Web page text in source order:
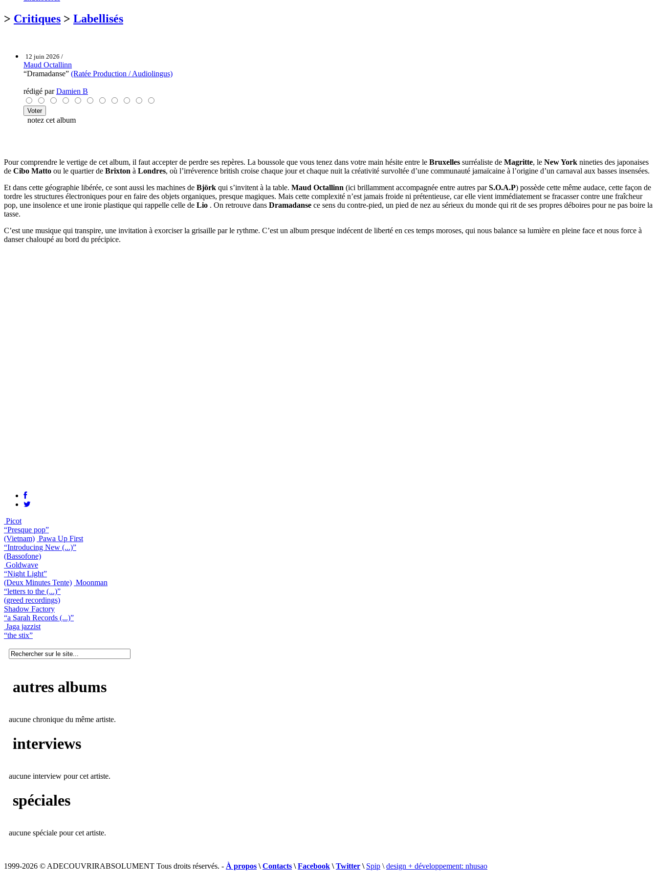
> Critiques > Labellisés
12 juin 2026 /
Maud Octallinn
“Dramadanse” (Ratée Production / Audiolingus)
rédigé parDamien B
notez cet album
Pour comprendre le vertige de cet album, il faut accepter de perdre ses repères. La boussole que vous tenez dans votre main hésite entre le Bruxelles surréaliste de Magritte, le New York nineties des japonaises
de Cibo Matto ou le quartier de Brixton à Londres, où l’irréverence british croise chaque jour et chaque nuit la créativité survoltée d’une communauté jamaïcaine à l’origine d’un carnaval aux basses insensées.
Et dans cette géographie libérée, ce sont aussi les machines de Björk qui s’invitent à la table. Maud Octallinn (ici brillamment accompagnée entre autres parS.O.A.P) possède cette même audace, cette façon de
tordre les structures électroniques pour en faire des objets organiques, presque magiques. Mais cette complexité n’est jamais froide ni prétentieuse, car elle vient immédiatement se fracasser contre une fraîcheur
pop, une insolence et une ironie plastique qui rappelle celle de Lio . On retrouve dans Dramadanse ce sens du contre-pied, un pied de nez au sérieux du monde qui rit de ses propres déboires pour ne pas boire la
tasse.
C’est une musique qui transpire, une invitation à exorciser la grisaille par le rythme. C’est un album presque indécent de liberté en ces temps moroses, qui nous balance sa lumière en pleine face et nous force à
danser chaloupé au bord du précipice.
Picot
“Presque pop”
(Vietnam) Pawa Up First
“Introducing New (...)”
(Bassofone)
Goldwave
“Night Light”
(Deux Minutes Tente) Moonman
“letters to the (...)”
(greed recordings)
Shadow Factory
“a Sarah Records (...)”
Jaga jazzist
“the stix”
autres albums
aucune chronique du même artiste.
interviews
aucune interview pour cet artiste.
spéciales
aucune spéciale pour cet artiste.
1999-2026 © ADECOUVRIRABSOLUMENT Tous droits réservés. - À propos \Contacts \Facebook \Twitter \ Spip \ design + développement: nhusao